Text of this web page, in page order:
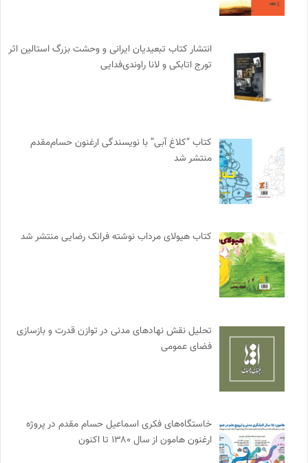
انتشار کتاب تبعیدیان ایرانی و وحشت بزرگ استالین اثر
تورج اتابکی و لانا راوندی‌فدایی
کتاب “کلاغ آبی” با نویسندگی ارغنون حسام‌مقدم
منتشر شد
کتاب هیولای مرداب نوشته فرانک رضایی منتشر شد
تحلیل نقش نهادهای مدنی در توازن قدرت و بازسازی
فضای عمومی
خاستگاه‌های فکری اسماعیل حسام مقدم در پروژه
ارغنون هامون از سال ۱۳۸۰ تا اکنون